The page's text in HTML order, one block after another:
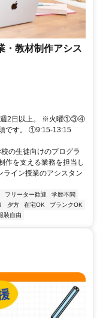
教材制作アシス
週2日以上。 ※火曜①③④
です。 ①9:15-13:15
の生徒向けのプログラ
作を支える業務を担当し
イン授業のアシスタン
フリーター歓迎
学歴不問
夕方 在宅OK
ブランクOK
装自由